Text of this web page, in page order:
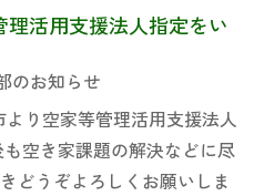
活用支援法人指定をい
のお知らせ
より空家等管理活用支援法人
空き家課題の解決などに尽
どうぞよろしくお願いしま